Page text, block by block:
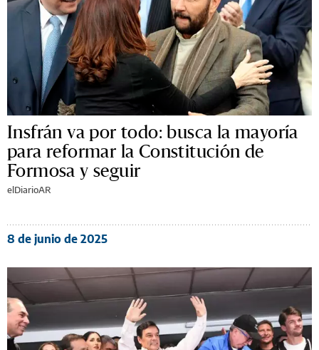
Insfrán va por todo: busca la mayoría
para reformar la Constitución de
Formosa y seguir
elDiarioAR
8 de junio de 2025